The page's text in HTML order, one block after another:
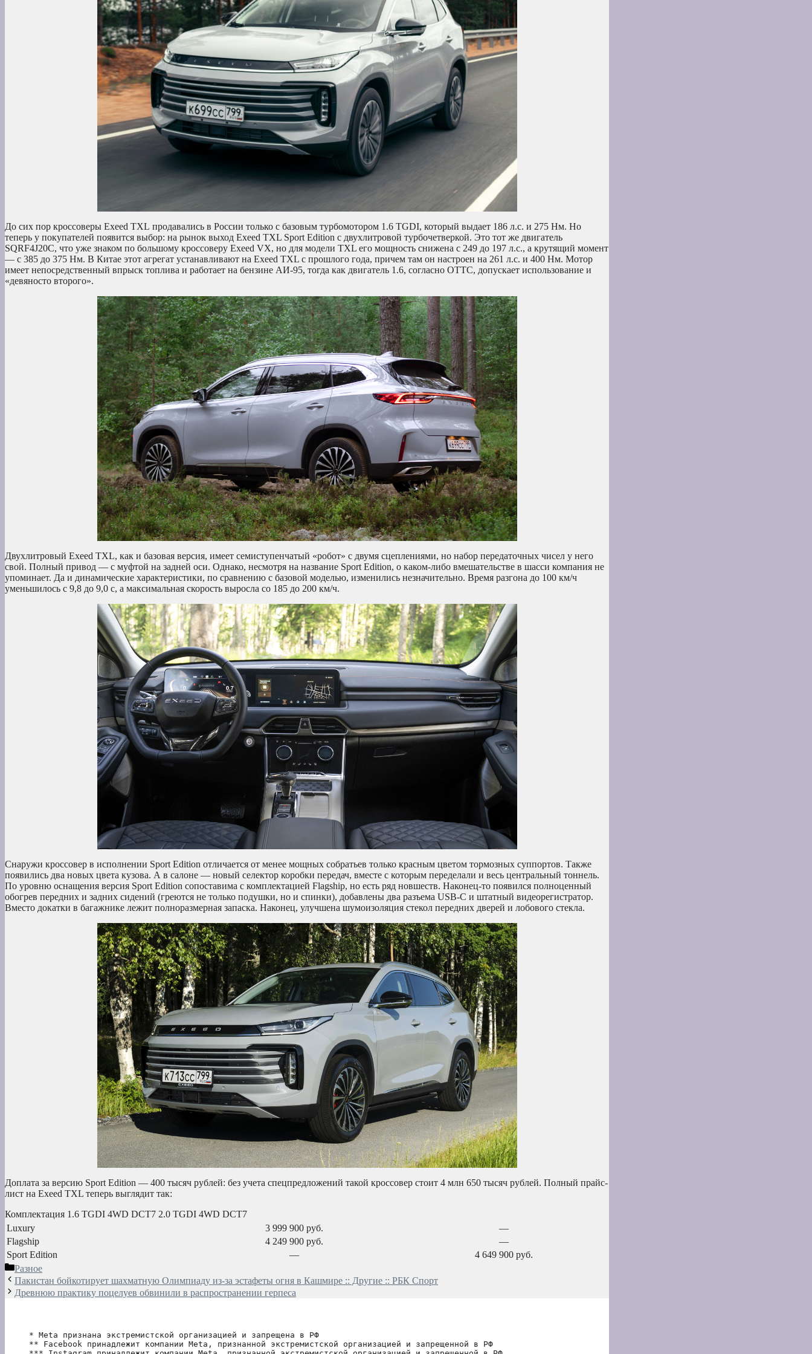
До сих пор кроссоверы Exeed TXL продавались в России только с базовым турбомотором 1.6 TGDI, который выдает 186 л.с. и 275 Нм. Но
теперь у покупателей появится выбор: на рынок выход Exeed TXL Sport Edition с двухлитровой турбочетверкой. Это тот же двигатель
SQRF4J20C, что уже знаком по большому кроссоверу Exeed VX, но для модели TXL его мощность снижена с 249 до 197 л.с., а крутящий момент
— с 385 до 375 Нм. В Китае этот агрегат устанавливают на Exeed TXL с прошлого года, причем там он настроен на 261 л.с. и 400 Нм. Мотор
имеет непосредственный впрыск топлива и работает на бензине АИ-95, тогда как двигатель 1.6, согласно ОТТС, допускает использование и
«девяносто второго».
Двухлитровый Exeed TXL, как и базовая версия, имеет семиступенчатый «робот» с двумя сцеплениями, но набор передаточных чисел у него
свой. Полный привод — с муфтой на задней оси. Однако, несмотря на название Sport Edition, о каком-либо вмешательстве в шасси компания не
упоминает. Да и динамические характеристики, по сравнению с базовой моделью, изменились незначительно. Время разгона до 100 км/ч
уменьшилось с 9,8 до 9,0 с, а максимальная скорость выросла со 185 до 200 км/ч.
Снаружи кроссовер в исполнении Sport Edition отличается от менее мощных собратьев только красным цветом тормозных суппортов. Также
появились два новых цвета кузова. А в салоне — новый селектор коробки передач, вместе с которым переделали и весь центральный тоннель.
По уровню оснащения версия Sport Edition сопоставима с комплектацией Flagship, но есть ряд новшеств. Наконец-то появился полноценный
обогрев передних и задних сидений (греются не только подушки, но и спинки), добавлены два разъема USB-C и штатный видеорегистратор.
Вместо докатки в багажнике лежит полноразмерная запаска. Наконец, улучшена шумоизоляция стекол передних дверей и лобового стекла.
Доплата за версию Sport Edition — 400 тысяч рублей: без учета спецпредложений такой кроссовер стоит 4 млн 650 тысяч рублей. Полный прайс-
лист на Exeed TXL теперь выглядит так:
Комплектация 1.6 TGDI 4WD DCT7 2.0 TGDI 4WD DCT7
Luxury
3 999 900 руб.
—
Flagship
4 249 900 руб.
—
Sport Edition
—
4 649 900 руб.
Рубрики
Разное
Пакистан бойкотирует шахматную Олимпиаду из-за эстафеты огня в Кашмире :: Другие :: РБК Спорт
Древнюю практику поцелуев обвинили в распространении герпеса
* Meta признана экстремистской организацией и запрещена в РФ
** Facebook принадлежит компании Meta, признанной экстремистской организацией и запрещенной в РФ